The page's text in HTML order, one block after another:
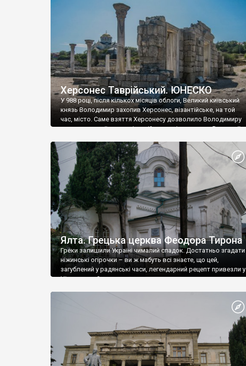
візантійської доби. Раритети викрадені з фондів об’єкту
культурної спадщини ЮНЕСКО «Херсонеса Таврійського».
Офіційно – на виставку «Золото Візантії», але експерти та
влада в Україні вважають це лише […]
Херсонес Таврійський. ЮНЕСКО
У 988 році, після кількох місяців облоги, Великий київський
князь Володимир захопив Херсонес, візантійське, на той
час, місто. Саме взяття Херсонесу дозволило Володимиру
диктувати свої умови візантійському імператору Василю ІІ,
Херсонесі Володимир-язичник, став Василем-
християнином. А потім було Хрещення Русі. На честь
Херсонесу Таврійського названо місто […]
Ялта. Грецька церква Феодора Тирона
Греки залишили Україні чималий спадок. Достатньо згадати
ніжинські огірочки – ви ж мабуть всі знаєте, що цей,
загублений у радянські часи, легендарний рецепт привезли у
Ніжин греки?